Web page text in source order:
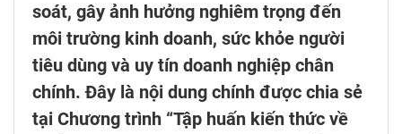
soát, gây ảnh hưởng nghiêm trọng đến
môi trường kinh doanh, sức khỏe người
tiêu dùng và uy tín doanh nghiệp chân
chính. Đây là nội dung chính được chia sẻ
tại Chương trình “Tập huấn kiến thức về